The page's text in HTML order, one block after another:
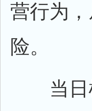
营行为
险。
当日